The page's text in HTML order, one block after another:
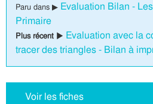
Paru dans ▶ Evaluation Bilan -
Primaire
Plus récent ▶ Evaluation avec la
tracer des triangles - Bilan à
Voir les fiches